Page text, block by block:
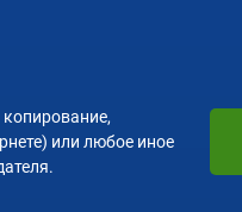
или любое иное